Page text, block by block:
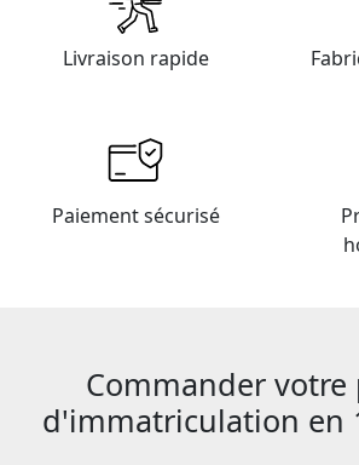
Livraison rapide
Paiement sécurisé
Commander votre
d'immatriculation en